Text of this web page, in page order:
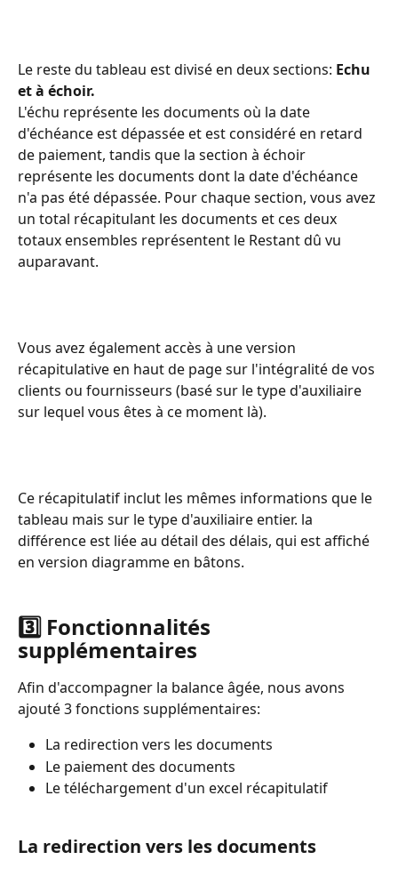
Le reste du tableau est divisé en deux sections: Echu
et à échoir.
L'échu représente les documents où la date
d'échéance est dépassée et est considéré en retard
de paiement, tandis que la section à échoir
représente les documents dont la date d'échéance
n'a pas été dépassée. Pour chaque section, vous avez
un total récapitulant les documents et ces deux
totaux ensembles représentent le Restant dû vu
auparavant.
Vous avez également accès à une version
récapitulative en haut de page sur l'intégralité de vos
clients ou fournisseurs (basé sur le type d'auxiliaire
sur lequel vous êtes à ce moment là).
Ce récapitulatif inclut les mêmes informations que le
tableau mais sur le type d'auxiliaire entier. la
différence est liée au détail des délais, qui est affiché
en version diagramme en bâtons.
3️⃣ Fonctionnalités
supplémentaires
Afin d'accompagner la balance âgée, nous avons
ajouté 3 fonctions supplémentaires:
La redirection vers les documents
Le paiement des documents
Le téléchargement d'un excel récapitulatif
La redirection vers les documents